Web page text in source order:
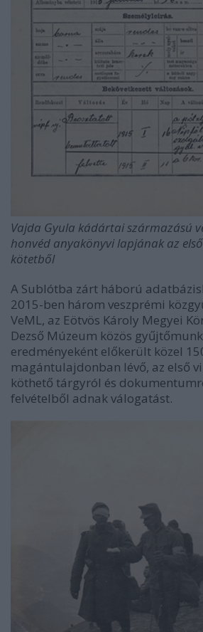
Vajda Gyula kádártai származású
honvéd anyakönyvi lapjának az
kötetből
A Sublótba zárt háború
2015-ben három veszprémi
VeML, az Eötvös Károly Megyei
Dezső Múzeum közös
eredményeként előkerült közel
magántulajdonban lévő, az első
köthető tárgyról és
felvételből adnak válogatást.